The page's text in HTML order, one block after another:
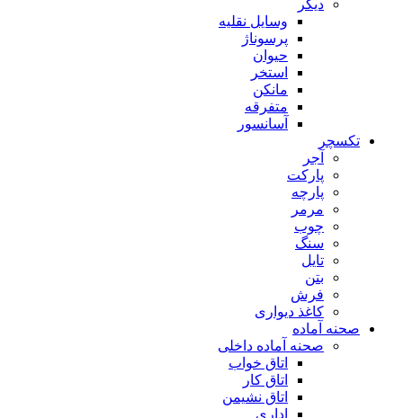
دیگر
وسایل نقلیه
پرسوناژ
حیوان
استخر
مانکن
متفرقه
آسانسور
تکسچر
آجر
پارکت
پارچه
مرمر
چوب
سنگ
تایل
بتن
فرش
کاغذ دیواری
صحنه آماده
صحنه آماده داخلی
اتاق خواب
اتاق کار
اتاق نشیمن
اداری